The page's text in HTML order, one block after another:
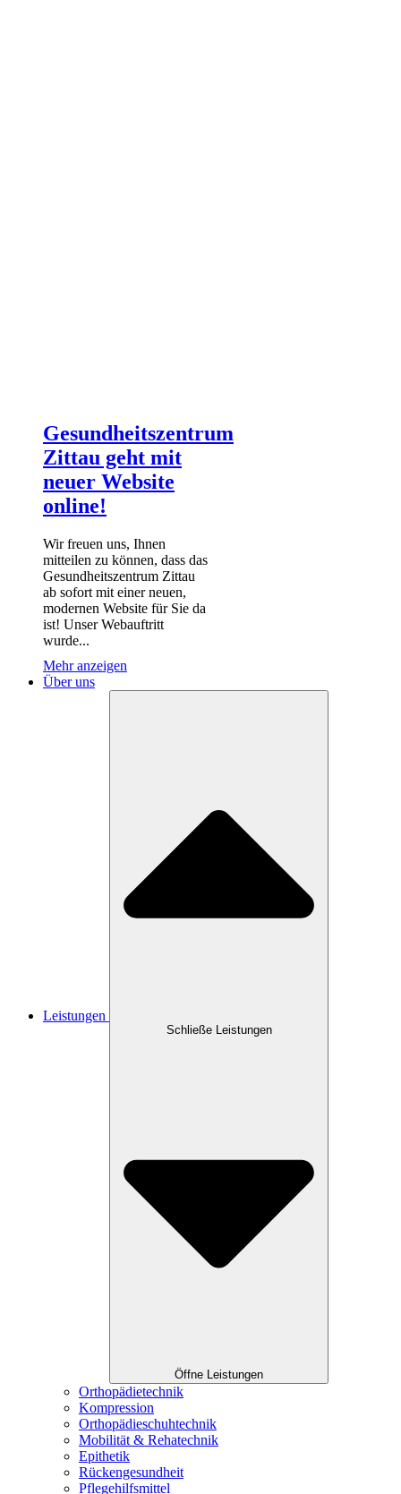
Gesundheitszentrum
Zittau geht mit
neuer Website
online!
Wir freuen uns, Ihnen
mitteilen zu können, dass das
Gesundheitszentrum Zittau
ab sofort mit einer neuen,
modernen Website für Sie da
ist! Unser Webauftritt
wurde...
Mehr anzeigen
Über uns
Leistungen
Schließe Leistungen
Öffne Leistungen
Orthopädietechnik
Kompression
Orthopädieschuhtechnik
Mobilität & Rehatechnik
Epithetik
Rückengesundheit
Pflegehilfsmittel